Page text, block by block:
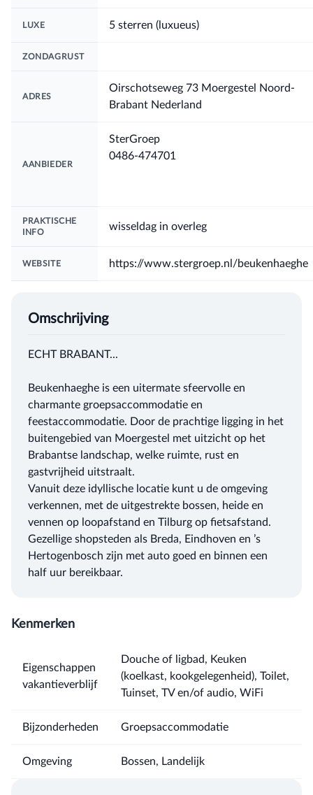
LUXE 5 sterren (luxueus)
ZONDAGRUST
ADRES
Oirschotseweg 73 Moergestel Noord-
Brabant Nederland
AANBIEDER
SterGroep
0486-474701
PRAKTISCHE
INFO
wisseldag in overleg
WEBSITE https://www.stergroep.nl/beukenhaeghe
Omschrijving
ECHT BRABANT...
Beukenhaeghe is een uitermate sfeervolle en
charmante groepsaccommodatie en
feestaccommodatie. Door de prachtige ligging in het
buitengebied van Moergestel met uitzicht op het
Brabantse landschap, welke ruimte, rust en
gastvrijheid uitstraalt.
Vanuit deze idyllische locatie kunt u de omgeving
verkennen, met de uitgestrekte bossen, heide en
vennen op loopafstand en Tilburg op fietsafstand.
Gezellige shopsteden als Breda, Eindhoven en ’s
Hertogenbosch zijn met auto goed en binnen een
half uur bereikbaar.
Kenmerken
Eigenschappen
vakantieverblijf
Douche of ligbad, Keuken
(koelkast, kookgelegenheid), Toilet,
Tuinset, TV en/of audio, WiFi
Bijzonderheden Groepsaccommodatie
Omgeving Bossen, Landelijk